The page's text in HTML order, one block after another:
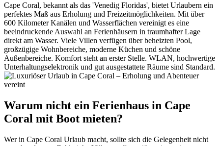
Cape Coral, bekannt als das 'Venedig Floridas', bietet Urlaubern ein
perfektes Maß aus Erholung und Freizeitmöglichkeiten. Mit über
600 Kilometer Kanälen und Wasserflächen vereinigt es eine
beeindruckende Auswahl an Ferienhäusern in traumhafter Lage
direkt am Wasser. Viele Villen verfügen über beheizten Pool,
großzügige Wohnbereiche, moderne Küchen und schöne
Außenbereiche. Komfort steht an erster Stelle. WLAN, hochwertige
Unterhaltungselektronik und gut ausgestattete Räume sind Standard.
Warum nicht ein Ferienhaus in Cape
Coral mit Boot mieten?
Wer in Cape Coral Urlaub macht, sollte sich die Gelegenheit nicht